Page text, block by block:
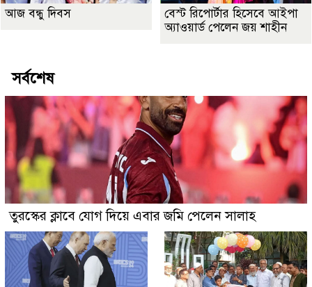
আজ বন্ধু দিবস
বেস্ট রিপোর্টার হিসেবে আইপা
অ্যাওয়ার্ড পেলেন জয় শাহীন
সর্বশেষ
তুরস্কের ক্লাবে যোগ দিয়ে এবার জমি পেলেন সালাহ